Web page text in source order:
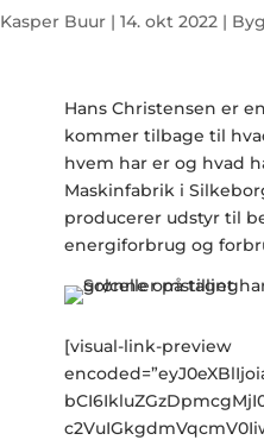
Kasper Buur | 14. okt 2022 |
Hans Christensen er
kommer tilbage til
hvem har er og hvad
Maskinfabrik i
producerer udstyr til
energiforbrug og
[visual-link-preview